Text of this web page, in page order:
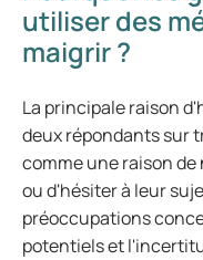
utiliser des
maigrir ?
La principale raison
deux répondants sur
comme une raison
ou d'hésiter à leur
préoccupations
potentiels et